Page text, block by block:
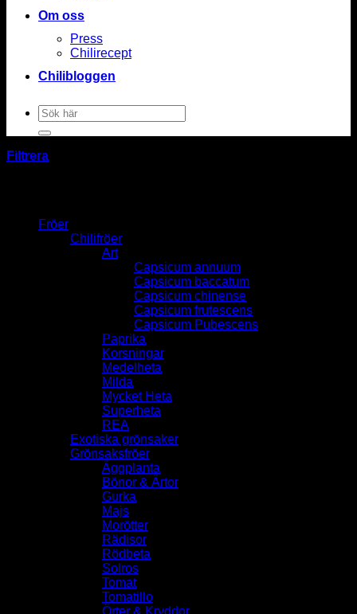
Om oss
Press
Chilirecept
Chilibloggen
Sök
efter:
Filtrera
Fröer
Chilifröer
Art
Capsicum annuum
Capsicum baccatum
Capsicum chinense
Capsicum frutescens
Capsicum Pubescens
Paprika
Korsningar
Medelheta
Milda
Mycket Heta
Superheta
REA
Exotiska grönsaker
Grönsaksfröer
Äggplanta
Bönor & Ärtor
Gurka
Majs
Morötter
Rädisor
Rödbeta
Solros
Tomat
Tomatillo
Örter & Kryddor